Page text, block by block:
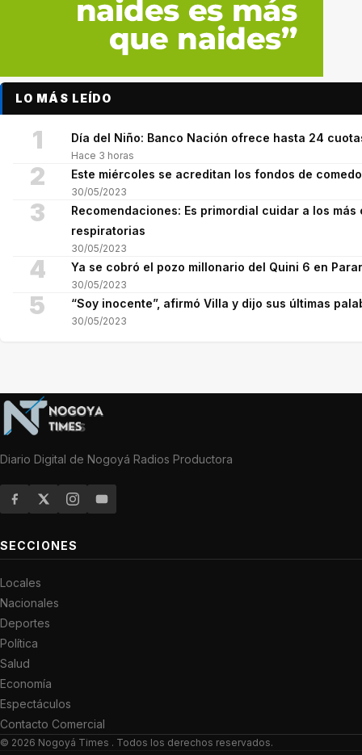
LO MÁS LEÍDO
1 Día del Niño: Banco Nación ofrece hasta 24
Hace 3 horas
2 Este miércoles se acreditan los fondos de
30/05/2023
3
Recomendaciones: Es primordial cuidar a los
respiratorias
30/05/2023
4 Ya se cobró el pozo millonario del Quini 6 en
30/05/2023
5 “Soy inocente”, afirmó Villa y dijo sus últimas
30/05/2023
Diario Digital de Nogoyá Radios Productora
SECCIONES
Locales
Nacionales
Deportes
Política
Salud
Economía
Espectáculos
Contacto Comercial
© 2026 Nogoyá Times . Todos los derechos reservados.